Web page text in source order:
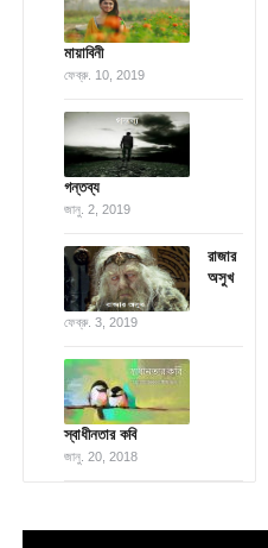
মায়াবিনী
ফেব্রু. 10, 2019
গন্তব্য
জানু. 2, 2019
রাজার
অসুখ
ফেব্রু. 3, 2019
স্বাধীনতার কবি
জানু. 20, 2018